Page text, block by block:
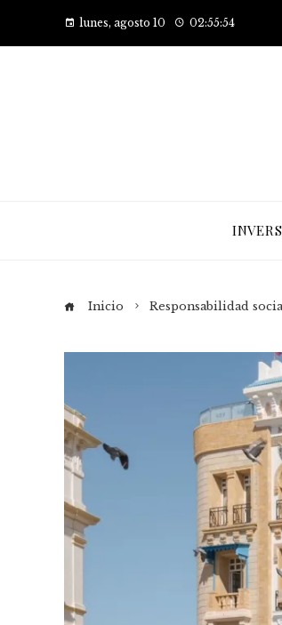
lunes, agosto 10 02:55:55
Inicio Responsabilidad